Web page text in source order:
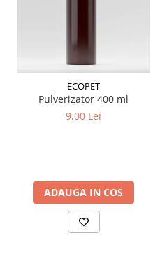
ECOPET
Pulverizator 400 ml
9,00 Lei
ADAUGA IN COS